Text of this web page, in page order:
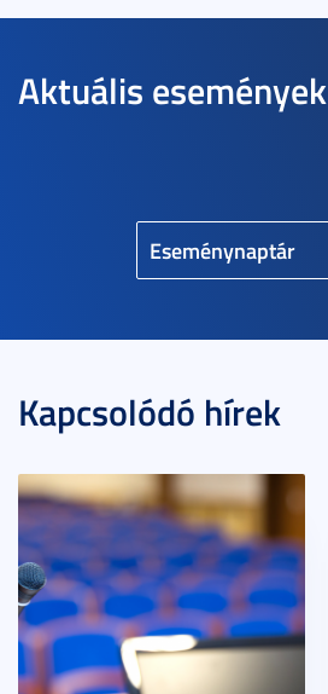
Aktuális események
Eseménynaptár
Kapcsolódó hírek